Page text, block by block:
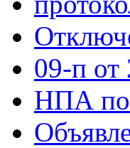
09-п от
НПА по